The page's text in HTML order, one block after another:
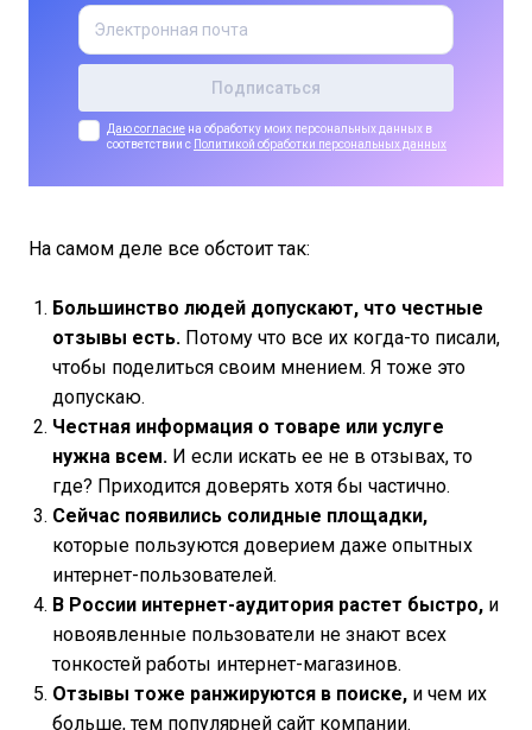
Даю согласие на обработку моих персональных данных в
соответствии с Политикой обработки персональных данных
На самом деле все обстоит так:
Большинство людей допускают, что честные
отзывы есть. Потому что все их когда-то писали,
чтобы поделиться своим мнением. Я тоже это
допускаю.
Честная информация о товаре или услуге
нужна всем. И если искать ее не в отзывах, то
где? Приходится доверять хотя бы частично.
Сейчас появились солидные площадки,
которые пользуются доверием даже опытных
интернет-пользователей.
В России интернет-аудитория растет быстро, и
новоявленные пользователи не знают всех
тонкостей работы интернет-магазинов.
Отзывы тоже ранжируются в поиске, и чем их
больше, тем популярней сайт компании.